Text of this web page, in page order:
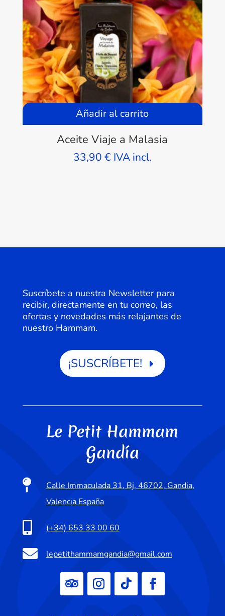
Añadir al carrito
Aceite Viaje a Malasia
33,90 € IVA incl.
Suscríbete a nuestra Newsletter para
recibir, directamente en tu correo, las
ofertas y novedades más relajantes de
nuestro Hammam.
¡SUSCRÍBETE!
Le Petit Hammam
Gandía

Calle Immaculada 31, Bj, 46702, Gandia,
Valencia España
 (+34) 653 33 00 60
 lepetithammamgandia@gmail.com